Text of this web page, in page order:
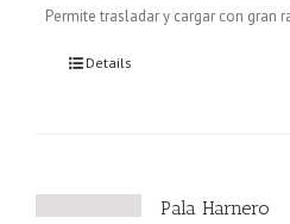
Permite trasladar y cargar con gran
Details
Pala Harnero